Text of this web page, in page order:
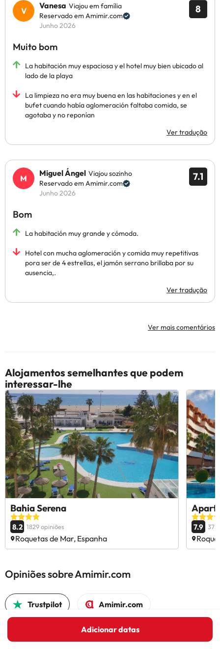
Adicionar datas
8
Vanesa Viajou em família
Reservado em Amimir.com
Junho 2026
Muito bom
La habitación muy espaciosa y el hotel muy bien ubicado al
lado de la playa
La limpieza no era muy buena en las habitaciones y en el
bufet cuando había aglomeración faltaba comida, se
agotaba y no reponían
Ver tradução
7.1
Miguel Ángel Viajou sozinho
Reservado em Amimir.com
Junho 2026
Bom
La habitación muy grande y cómoda.
Hotel con mucha aglomeración y comida muy repetitivas
pora ser de 4 estrellas, el jamón serrano brillaba por su
ausencia,.
Ver tradução
Ver mais comentários
Alojamentos semelhantes que podem
interessar-lhe
Bahia Serena
8.2 1829 opiniões
Roquetas de Mar, Espanha
7.9
Opiniões sobre Amimir.com
Trustpilot Amimir.com